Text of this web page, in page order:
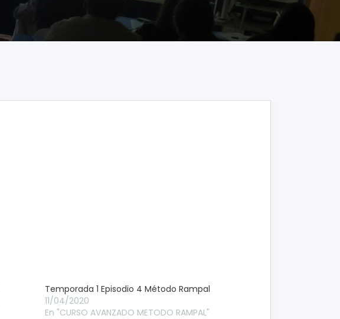
Temporada 1 Episodio 4 Método Rampal
11/04/2020
En "CURSO AVANZADO METODO RAMPAL"